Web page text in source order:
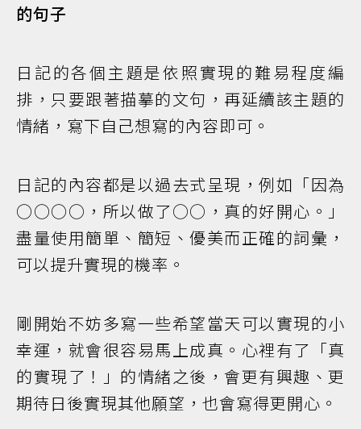
的句子
日記的各個主題是依照實現的難易程度編
排，只要跟著描摹的文句，再延續該主題的
情緒，寫下自己想寫的內容即可。
日記的內容都是以過去式呈現，例如「因為
○○○○，所以做了○○，真的好開心。」
盡量使用簡單、簡短、優美而正確的詞彙，
可以提升實現的機率。
剛開始不妨多寫一些希望當天可以實現的小
幸運，就會很容易馬上成真。心裡有了「真
的實現了！」的情緒之後，會更有興趣、更
期待日後實現其他願望，也會寫得更開心。